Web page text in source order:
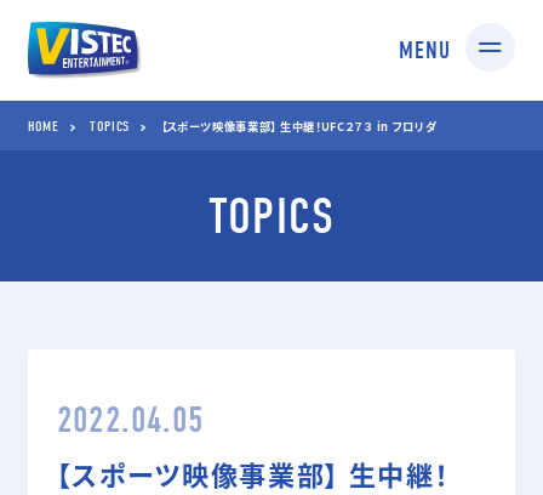
MENU
HOME TOPICS
TV番組/Web配信/DVD
など映像企画・制作
スタジオ部
ドールアップ
HOME TOPICS 【スポーツ映像事業部】 生中継！UFC２７３ in フロリダ
TOPICS
2022.04.05
【スポーツ映像事業部】 生中継！